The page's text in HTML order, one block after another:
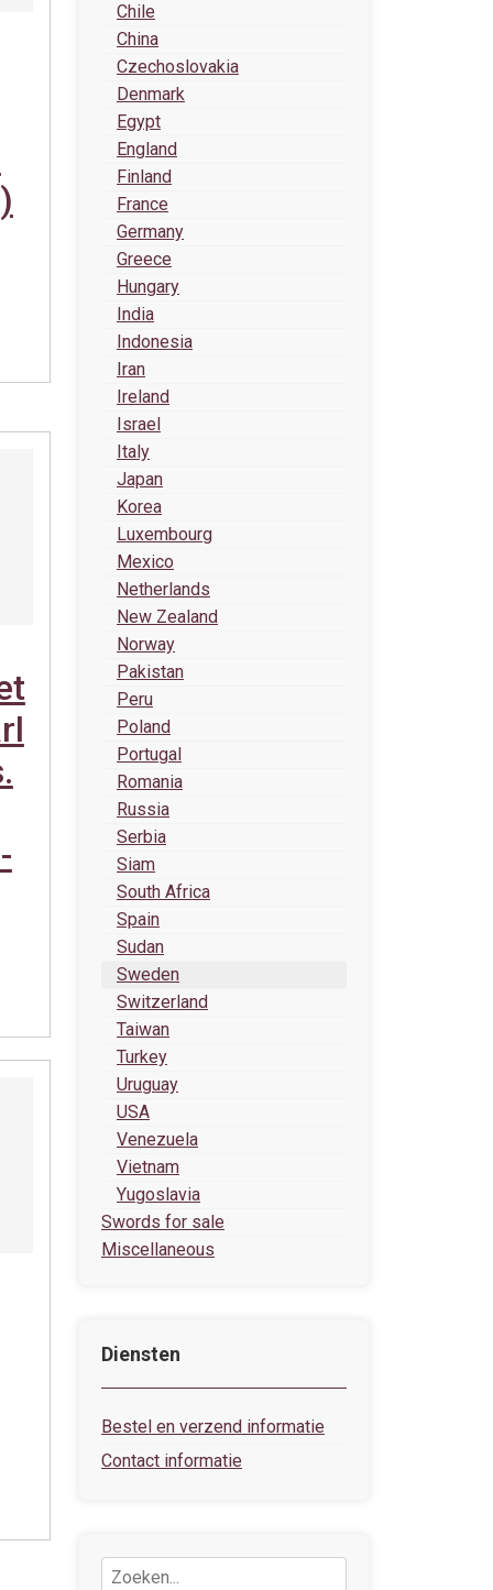
Chile
China
Czechoslovakia
Denmark
Egypt
England
Finland
France
Germany
Greece
Hungary
India
Indonesia
Iran
Ireland
Israel
Italy
Japan
Korea
Luxembourg
Mexico
Netherlands
New Zealand
Norway
Pakistan
Peru
Poland
Portugal
Romania
Russia
Serbia
Siam
South Africa
Spain
Sudan
Sweden
Switzerland
Taiwan
Turkey
Uruguay
USA
Venezuela
Vietnam
Yugoslavia
Swords for sale
Miscellaneous
Diensten
Bestel en verzend informatie
Contact informatie